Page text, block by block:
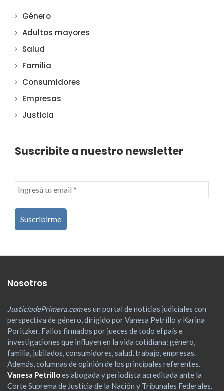
Género
Adultos mayores
Salud
Familia
Consumidores
Empresas
Justicia
Suscribite a nuestro newsletter
Nosotros
JusticiadePrimera.comes un portal de noticias judiciales con
perspectiva de género, dirigido por Vanesa Petrillo y Karina
Poritzker. Fallos firmados por jueces de todo el país e
investigaciones que influyen en la vida cotidiana: género,
familia, jubilados, consumidores, salud, trabajo, empresas.
Además, columnas de opinión de los principales referentes.
Vanesa Petrilloes abogada y periodista acreditada ante la
Corte Suprema de Justicia de la Nación y Tribunales Federales.